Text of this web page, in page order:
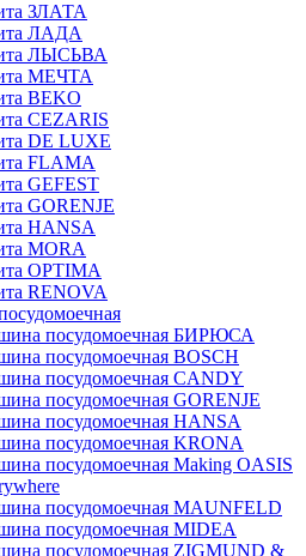
ЗЛАТА
ЛАДА
ЛЫСЬВА
МЕЧТА
BEKO
CEZARIS
DE LUXE
FLAMA
GEFEST
GORENJE
HANSA
MORA
OPTIMA
RENOVA
посудомоечная БИРЮСА
посудомоечная BOSCH
посудомоечная CANDY
посудомоечная GORENJE
посудомоечная HANSA
посудомоечная KRONA
посудомоечная Making OASIS
посудомоечная MAUNFELD
посудомоечная MIDEA
посудомоечная ZIGMUND &